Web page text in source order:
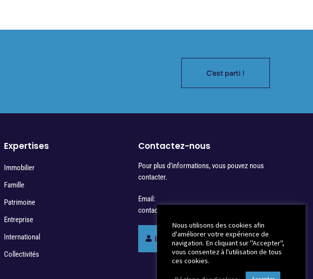
C'est parti !
Expertises
Immobilier
Famille
Patrimoine
Entreprise
International
Collectivités
Contactez-nous
Pour plus d’informations, vous pouvez nous
contacter.
Email:
contact@synergienotaires.fr
Espace membres Synergie
Nous utilisons des cookies afin
d'améliorer votre expérience de
navigation. En cliquant sur "Accepter",
vous consentez à l'utilisation de tous
ces cookies.